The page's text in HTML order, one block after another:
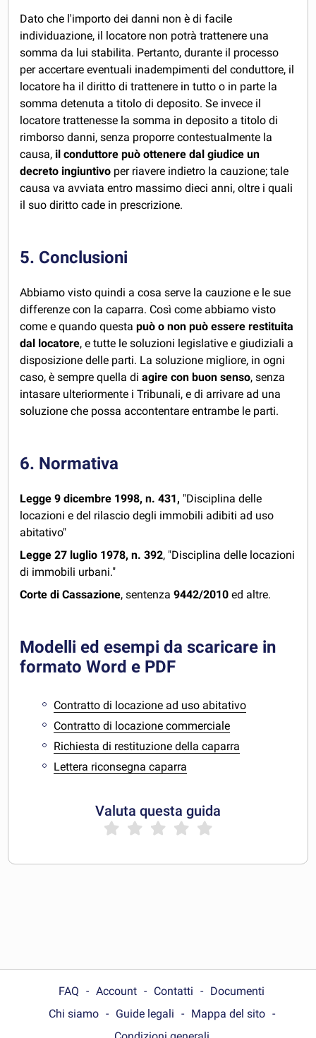
Dato che l'importo dei danni non è di facile
individuazione, il locatore non potrà trattenere una
somma da lui stabilita. Pertanto, durante il processo
per accertare eventuali inadempimenti del conduttore, il
locatore ha il diritto di trattenere in tutto o in parte la
somma detenuta a titolo di deposito. Se invece il
locatore trattenesse la somma in deposito a titolo di
rimborso danni, senza proporre contestualmente la
causa, il conduttore può ottenere dal giudice un
decreto ingiuntivo per riavere indietro la cauzione; tale
causa va avviata entro massimo dieci anni, oltre i quali
il suo diritto cade in prescrizione.
5. Conclusioni
Abbiamo visto quindi a cosa serve la cauzione e le sue
differenze con la caparra. Così come abbiamo visto
come e quando questapuò o non può essere restituita
dal locatore, e tutte le soluzioni legislative e giudiziali a
disposizione delle parti. La soluzione migliore, in ogni
caso, è sempre quella diagire con buon senso, senza
intasare ulteriormente i Tribunali, e di arrivare ad una
soluzione che possa accontentare entrambe le parti.
6. Normativa
Legge 9 dicembre 1998, n. 431, "Disciplina delle
locazioni e del rilascio degli immobili adibiti ad uso
abitativo"
Legge 27 luglio 1978, n. 392, "Disciplina delle locazioni
di immobili urbani."
Corte di Cassazione, sentenza9442/2010 ed altre.
Modelli ed esempi da scaricare in
formato Word e PDF
Contratto di locazione ad uso abitativo
Contratto di locazione commerciale
Richiesta di restituzione della caparra
Lettera riconsegna caparra
Valuta questa guida
FAQ Account Contatti
Documenti
Chi siamo
Guide legali
Mappa del sito